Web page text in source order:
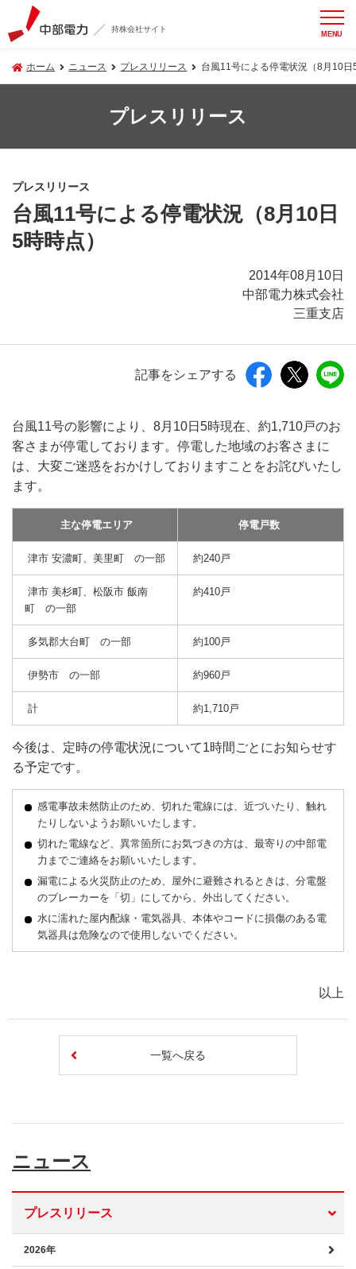
持株会社サイト MENU
ホーム ニュース プレスリリース 台風11号による停電状況（8月10日
プレスリリース
プレスリリース
台風11号による停電状況（8月10日
5時時点）
2014年08月10日
中部電力株式会社
三重支店
記事をシェアする
台風11号の影響により、8月10日5時現在、約1,710戸のお
客さまが停電しております。停電した地域のお客さまに
は、大変ご迷惑をおかけしておりますことをお詫びいたし
ます。
主な停電エリア 停電戸数
津市 安濃町、美里町 の一部 約240戸
津市 美杉町、松阪市 飯南
町 の一部
約410戸
多気郡大台町 の一部 約100戸
伊勢市 の一部 約960戸
計 約1,710戸
今後は、定時の停電状況について1時間ごとにお知らせす
る予定です。
感電事故未然防止のため、切れた電線には、近づいたり、触れ
たりしないようお願いいたします。
切れた電線など、異常箇所にお気づきの方は、最寄りの中部電
力までご連絡をお願いいたします。
漏電による火災防止のため、屋外に避難されるときは、分電盤
のブレーカーを「切」にしてから、外出してください。
水に濡れた屋内配線・電気器具、本体やコードに損傷のある電
気器具は危険なので使用しないでください。
以上
一覧へ戻る
ニュース
プレスリリース
2026年